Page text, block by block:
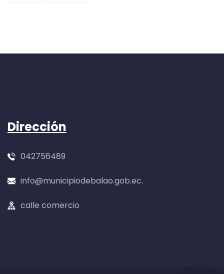
Dirección
042756489
info@municipiodebalao.gob.ec.
calle comercio